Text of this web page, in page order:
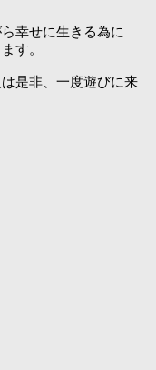
幸せに生きる為に
す。
是非、一度遊びに来